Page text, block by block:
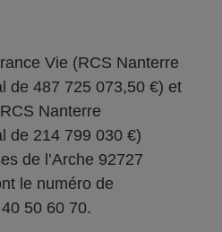
Vie (RCS Nanterre
de 487 725 073,50 €) et
Nanterre
de 214 799 030 €)
de l’Arche 92727
le numéro de
50 60 70.